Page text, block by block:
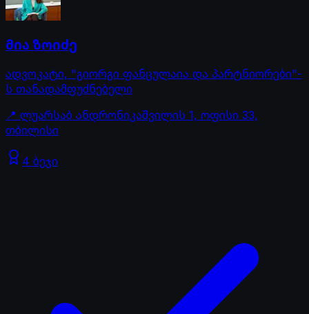
მია ზოიძე
ადვოკატი, "გიორგი ფანცულაია და პარტნიორები"-
ს თანადამფუძნებელი
📍 ლუარსაბ ანდრონიკაშვილის 1, ოფისი 33,
თბილისი
4 ბეჯი